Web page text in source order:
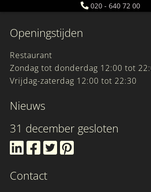
020 - 640 72 00
Openingstijden
Restaurant
Zondag tot donderdag 12:00 tot
Vrijdag-zaterdag 12:00 tot 22:30
Nieuws
31 december gesloten
Contact